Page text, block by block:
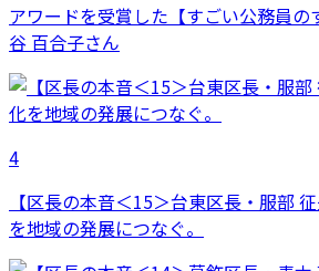
アワードを受賞した【すごい公務員の
谷 百合子さん
4
【区長の本音＜15＞台東区長・服部
を地域の発展につなぐ。